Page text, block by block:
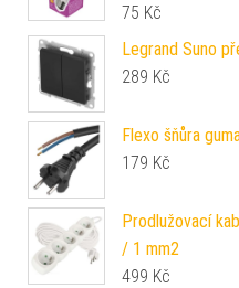
75 Kč
Legrand Suno
289 Kč
Flexo šňůra
179 Kč
Prodlužovací
/ 1 mm2
499 Kč